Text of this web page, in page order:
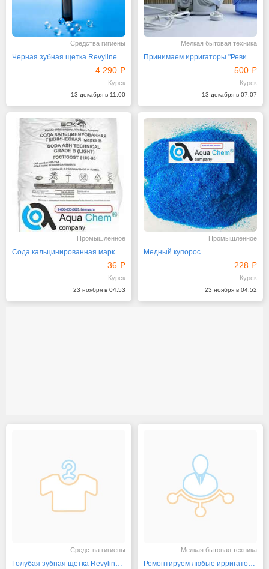
Средства гигиены
Черная зубная щетка Revyline RL 010 с 5 режимами
4 290
Курск
13 декабря в 11:00
Мелкая бытовая техника
Принимаем ирригаторы "Ревилайн" по системе трейд-ин
500
Курск
13 декабря в 07:07
Промышленное
Сода кальцинированная марки «Б»
36
Курск
23 ноября в 04:53
Промышленное
Медный купорос
228
Курск
23 ноября в 04:52
Средства гигиены
Голубая зубная щетка Revyline RL025 Baby
Мелкая бытовая техника
Ремонтируем любые ирригаторы от Ревилайн недорого